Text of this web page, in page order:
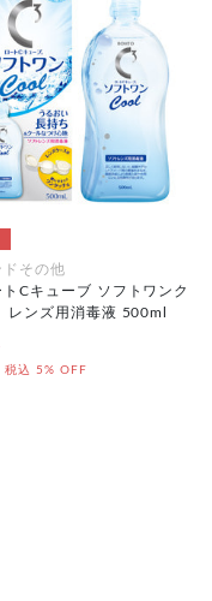
ドその他
トCキューブ ソフトワンク
レンズ用消毒液 500ml
税込 5% OFF